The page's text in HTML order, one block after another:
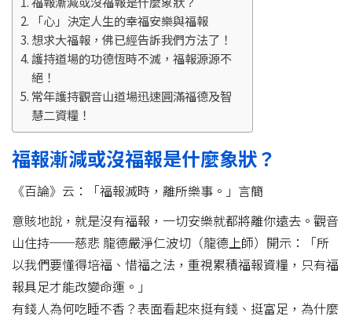
「心」決定人生的幸福安樂與福報
想求大福報，佛已經告訴我們方法了！
護持道場的功德恆時不滅，福報源源不
絕！
常年護持觀音山道場迅速圓滿福德及智
慧二資糧！
福報漸減或沒福報是什麼象狀？
《百論》云：「福報滅時，離所樂事。」言簡
意賅地說，就是沒有福報，一切安樂就都將離你遠去。觀音
山住持──慈悲 龍德嚴淨仁波切（龍德上師）開示：「所
以我們要懂得培福、惜福之法，重視累積福報資糧，只有福
報具足才能改變命運。」
有錢人為何吃睡不香？表面看起來挺有錢、挺富足，為什麼